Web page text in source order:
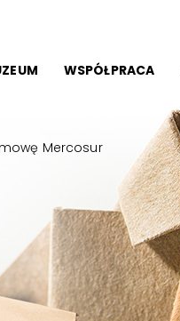
WSPÓŁPRACA
Mercosur